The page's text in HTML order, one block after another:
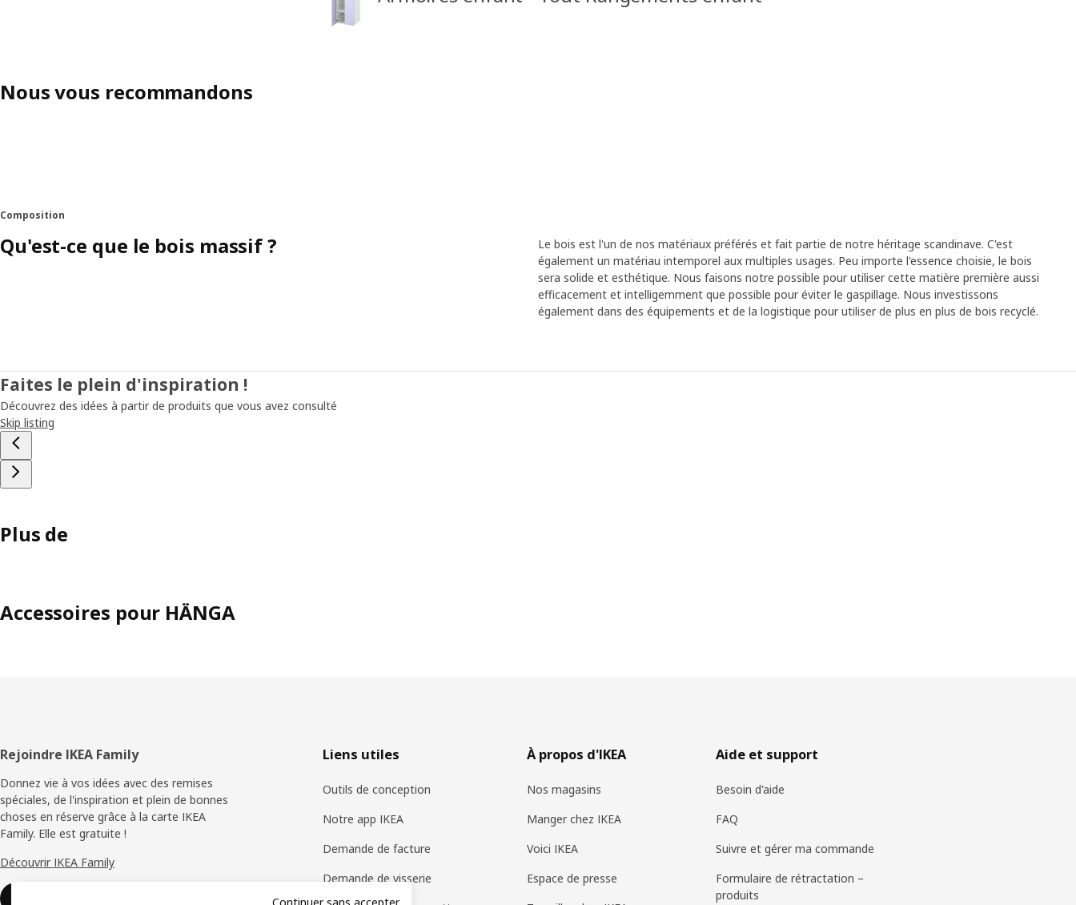
Nous vous recommandons
Composition
Qu'est-ce que le bois massif ?
Le bois est l'un de nos matériaux préférés et fait partie de notre héritage scandinave. C'est
également un matériau intemporel aux multiples usages. Peu importe l'essence choisie, le bois
sera solide et esthétique. Nous faisons notre possible pour utiliser cette matière première aussi
efficacement et intelligemment que possible pour éviter le gaspillage. Nous investissons
également dans des équipements et de la logistique pour utiliser de plus en plus de bois recyclé.
Faites le plein d'inspiration !
Découvrez des idées à partir de produits que vous avez consulté
Skip listing
Plus de
Accessoires pour HÄNGA
Pied
de
page
Rejoindre IKEA Family
Donnez vie à vos idées avec des remises
spéciales, de l'inspiration et plein de bonnes
choses en réserve grâce à la carte IKEA
Family. Elle est gratuite !
Découvrir IKEA Family
Liens utiles
Outils de conception
Notre app IKEA
Demande de facture
Demande de visserie
À propos d'IKEA
Nos magasins
Manger chez IKEA
Voici IKEA
Espace de presse
Aide et support
Besoin d'aide
FAQ
Suivre et gérer ma commande
Formulaire de rétractation –
produits